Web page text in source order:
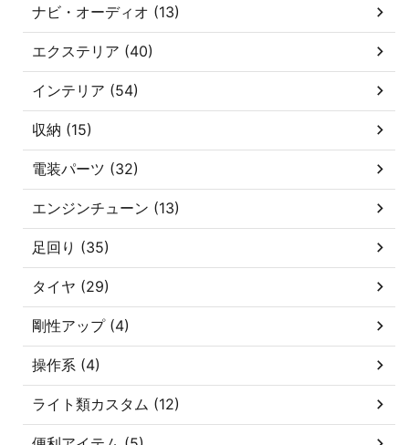
ナビ・オーディオ (13)
エクステリア (40)
インテリア (54)
収納 (15)
電装パーツ (32)
エンジンチューン (13)
足回り (35)
タイヤ (29)
剛性アップ (4)
操作系 (4)
ライト類カスタム (12)